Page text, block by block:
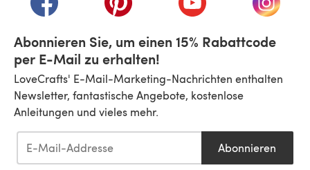
Abonnieren Sie, um einen 15% Rabattcode
per E-Mail zu erhalten!
LoveCrafts' E-Mail-Marketing-Nachrichten enthalten
Newsletter, fantastische Angebote, kostenlose
Anleitungen und vieles mehr.
Abonnieren